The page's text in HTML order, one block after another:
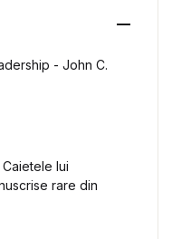
- John C.
lui
rare din